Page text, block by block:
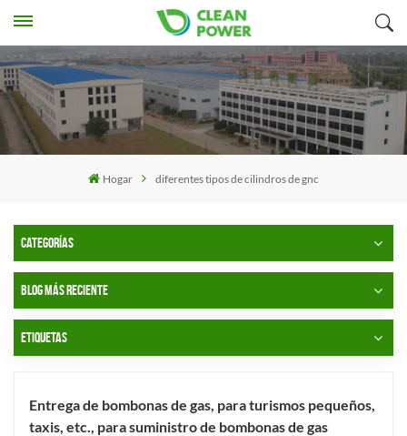
Hogar diferentes tipos de cilindros de gnc
CATEGORÍAS
BLOG MÁS RECIENTE
ETIQUETAS
Entrega de bombonas de gas, para turismos pequeños,
taxis, etc., para suministro de bombonas de gas